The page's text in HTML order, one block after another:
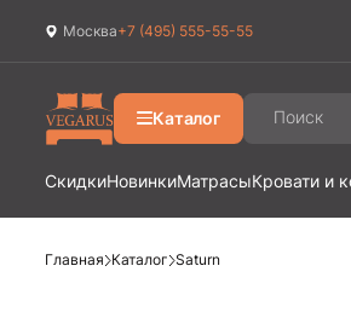
Москва+7 (495) 555-55-55
Каталог
СкидкиНовинкиМатрасыКровати и
Ваш городМосква?
Да
Главная Каталог Saturn